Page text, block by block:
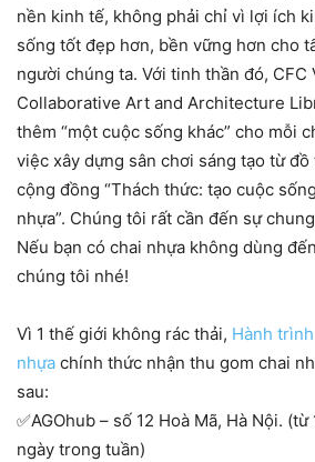
nền kinh tế, không phải chỉ vì lợi ích
sống tốt đẹp hơn, bền vững hơn cho
người chúng ta. Với tinh thần đó, CFC
Collaborative Art and Architecture
thêm “một cuộc sống khác” cho mỗi
việc xây dựng sân chơi sáng tạo từ
cộng đồng “Thách thức: tạo cuộc
nhựa”. Chúng tôi rất cần đến sự
Nếu bạn có chai nhựa không dùng
chúng tôi nhé!
Vì 1 thế giới không rác thải, Hành
nhựa chính thức nhận thu gom chai
sau:
✅AGOhub – số 12 Hoà Mã, Hà Nội.
ngày trong tuần)